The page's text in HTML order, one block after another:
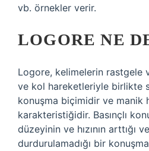
vb. örnekler verir.
LOGORE NE
Logore, kelimelerin rastgele
ve kol hareketleriyle birlikte
konuşma biçimidir ve manik
karakteristiğidir. Basınçlı
düzeyinin ve hızının arttığı
durdurulamadığı bir